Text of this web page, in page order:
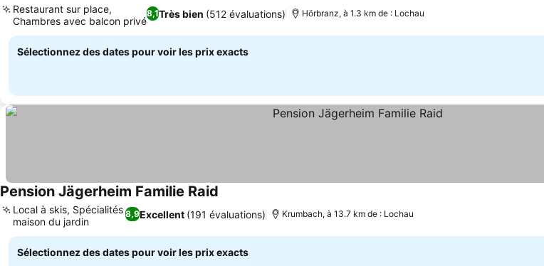
8,1Très bien (512 évaluations)
Restaurant sur place,
Chambres avec balcon privé
Hörbranz, à 1.3 km de : Lochau
Sélectionnez des dates pour voir les prix exacts
Pension Jägerheim Familie Raid
8,9Excellent (191 évaluations)
Local à skis, Spécialités
maison du jardin
Krumbach, à 13.7 km de : Lochau
Sélectionnez des dates pour voir les prix exacts